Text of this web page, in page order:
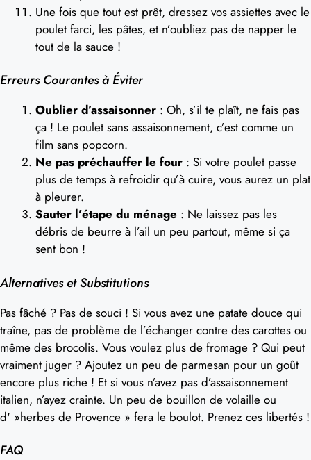
Une fois que tout est prêt, dressez vos assiettes avec le
poulet farci, les pâtes, et n’oubliez pas de napper le
tout de la sauce !
Erreurs Courantes à Éviter
Oublier d’assaisonner : Oh, s’il te plaît, ne fais pas
ça ! Le poulet sans assaisonnement, c’est comme un
film sans popcorn.
Ne pas préchauffer le four : Si votre poulet passe
plus de temps à refroidir qu’à cuire, vous aurez un plat
à pleurer.
Sauter l’étape du ménage : Ne laissez pas les
débris de beurre à l’ail un peu partout, même si ça
sent bon !
Alternatives et Substitutions
Pas fâché ? Pas de souci ! Si vous avez une patate douce qui
traîne, pas de problème de l’échanger contre des carottes ou
même des brocolis. Vous voulez plus de fromage ? Qui peut
vraiment juger ? Ajoutez un peu de parmesan pour un goût
encore plus riche ! Et si vous n’avez pas d’assaisonnement
italien, n’ayez crainte. Un peu de bouillon de volaille ou
d' »herbes de Provence » fera le boulot. Prenez ces libertés !
FAQ